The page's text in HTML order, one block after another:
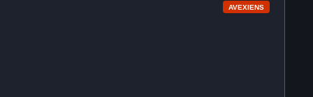
AVEXIENS